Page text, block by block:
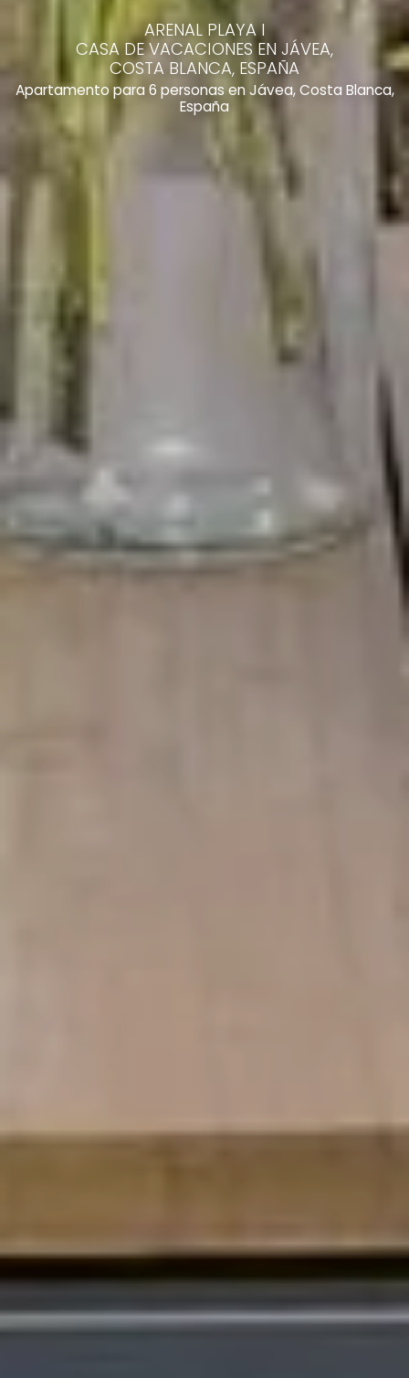
ARENAL PLAYA I
CASA DE VACACIONES EN JÁVEA,
COSTA BLANCA, ESPAÑA
Apartamento para 6 personas en Jávea, Costa Blanca,
España